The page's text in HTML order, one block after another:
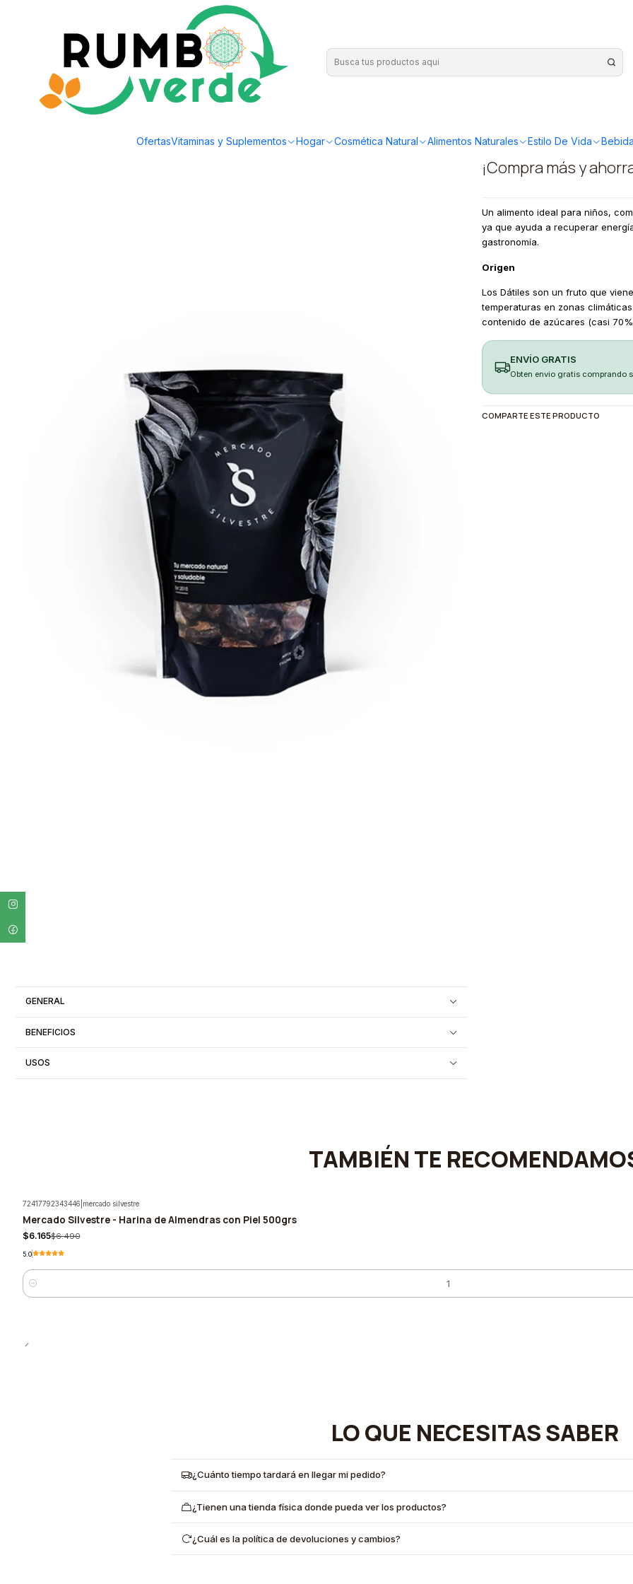
OfertasVitaminas y Suplementos Hogar Cosmética Natural Alimentos Naturales Estilo De Vida
Envío gratis por compras sobre los 59.990 en la provincia de Santiago
Alimentos Naturales Endulzantes Naturales Mercado Silvestre - Datiles sin carozo 500grs
GENERAL
BENEFICIOS
USOS
carozo
¡Compra más y
Un alimento ideal para niños,
ya que ayuda a recuperar
gastronomía.
Origen
Los Dátiles son un fruto que
temperaturas en zonas
contenido de azúcares (casi
ENVÍO GRATIS
Obten envio gratis comprando
COMPARTE ESTE PRODUCTO
TAMBIÉN TE
-5%
72417792343446 mercado silvestre
Mercado Silvestre - Harina de Almendras con Piel 500grs
$6.165$6.490
5.0
Cantidad
LO QUE NECESITAS SABER
¿Cuánto tiempo tardará en llegar mi pedido?
¿Tienen una tienda física donde pueda ver los productos?
¿Cuál es la política de devoluciones y cambios?